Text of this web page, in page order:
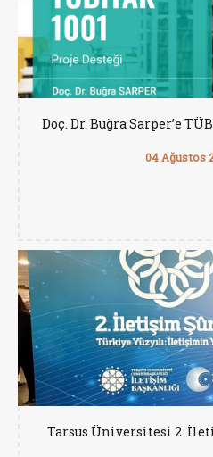
Doç. Dr. Buğra Sarper’e
04 Ağustos
Tarsus Üniversitesi 2.